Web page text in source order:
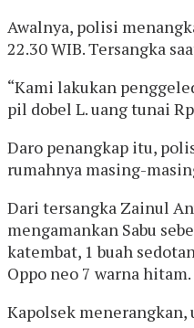
Awalnya, polisi
22.30 WIB. Tersangka
“Kami lakukan
pil dobel L. uang tunai
Daro penangkap itu,
rumahnya masing-
Dari tersangka Zainul
mengamankan Sabu
katembat, 1 buah
Oppo neo 7 warna hitam.
Kapolsek menerangkan,